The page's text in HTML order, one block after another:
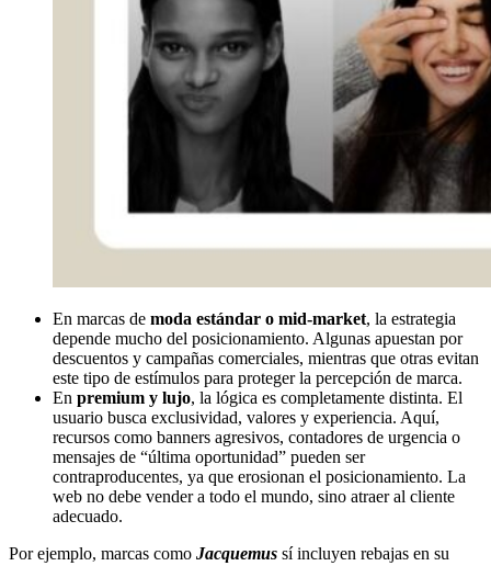
En marcas de moda estándar o mid-market, la estrategia
depende mucho del posicionamiento. Algunas apuestan por
descuentos y campañas comerciales, mientras que otras evitan
este tipo de estímulos para proteger la percepción de marca.
En premium y lujo, la lógica es completamente distinta. El
usuario busca exclusividad, valores y experiencia. Aquí,
recursos como banners agresivos, contadores de urgencia o
mensajes de “última oportunidad” pueden ser
contraproducentes, ya que erosionan el posicionamiento. La
web no debe vender a todo el mundo, sino atraer al cliente
adecuado.
Por ejemplo, marcas como Jacquemus sí incluyen rebajas en su